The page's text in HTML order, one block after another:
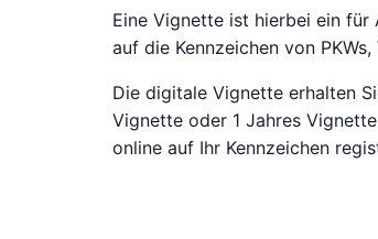
Eine Vignette ist hierbei ein
auf die Kennzeichen von
Die digitale Vignette erhalten
Vignette oder 1 Jahres
online auf Ihr Kennzeichen